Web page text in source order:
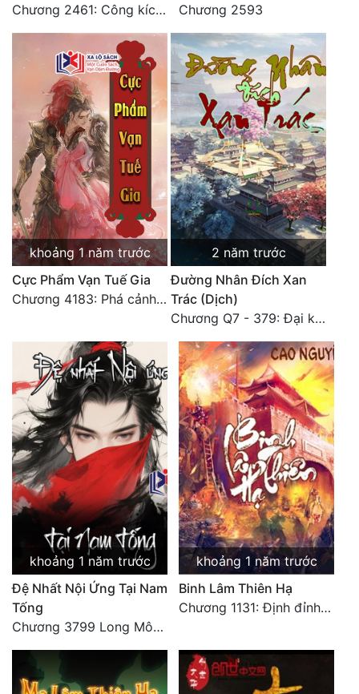
Đam Mỹ
Tính Cách Nhân Vật :
Cơ Trí
Sát Phạt Quyết Đoán
Vô Sỉ
Điềm Đạm
Chương 2461: Công kích đại doanh!
Chương 2593
khoảng 1 năm trước
Cực Phẩm Vạn Tuế Gia
Chương 4183: Phá cảnh Chí Đạo cảnh hậu kỳ
2 năm trước
Đường Nhân Đích Xan
Trác (Dịch)
Chương Q7 - 379: Đại kết cục: Về nhà là phải vui vẻ. (2)
khoảng 1 năm trước
Đệ Nhất Nội Ứng Tại Nam
Tống
Chương 3799 Long Môn Thập Lục, Cô Đỉnh Ánh Sáng Mặt Trời
khoảng 1 năm trước
Binh Lâm Thiên Hạ
Chương 1131: Định đỉnh thiên hạ (HẾT)